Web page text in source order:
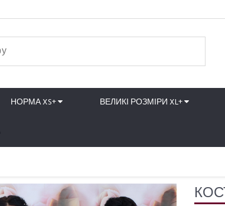
НОРМА XS+ ВЕЛИКІ РОЗМІРИ XL+